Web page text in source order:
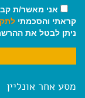
אני מאשר/ת
קראתי והסכמתי
ניתן לבטל את
מסע אחר אונליין